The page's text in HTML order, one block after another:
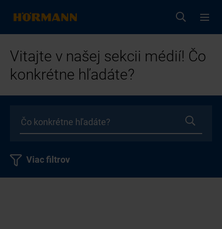
Vitajte v našej sekcii médií! Čo
konkrétne hľadáte?
Viac filtrov